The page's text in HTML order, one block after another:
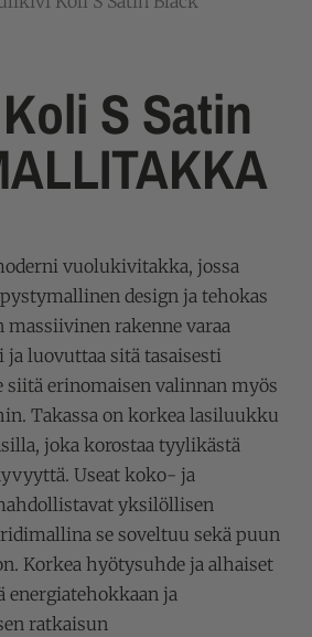
S Satin
vuolukivitakka, jossa
design ja tehokas
massiivinen rakenne varaa
luovuttaa sitä tasaisesti
siitä erinomaisen valinnan myös
Takassa on korkea lasiluukku
joka korostaa tyylikästä
Useat koko- ja
yksilöllisen
se soveltuu sekä puun
Korkea hyötysuhde ja alhaiset
energiatehokkaan ja
ratkaisun